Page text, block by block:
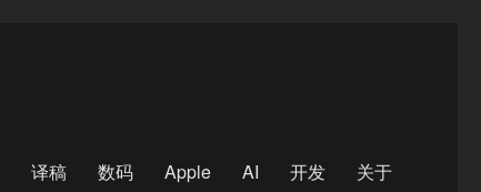
译稿 数码 Apple AI 开发 关于